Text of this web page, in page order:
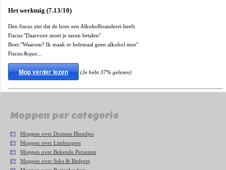
Het werktuig (7.13/10)
Den fiscus ziet dat de boer een Alkoholbranderei heeft.
Fiscus:"Daarvoor moet je taxen betalen"
Boer:"Waarom? Ik maak er helemaal geen alkohol mee"
Fiscus:&quo...
Mop verder lezen (Je hebt 37% gelezen)
Moppen per categorie
Moppen over Domme Blondjes
Moppen over Limburgers
Moppen over Bekende Personen
Moppen over Seks & Bedpret